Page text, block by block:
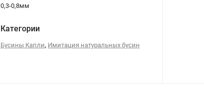
0,3-0,8мм
Категории
Бусины Капли, Имитация натуральных бусин